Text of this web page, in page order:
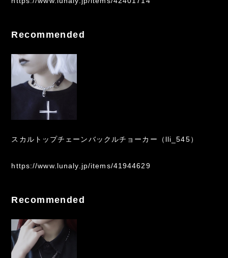
Recommended
スカルトップチェーンバックルチョーカー（lli_545）
https://www.lunaly.jp/items/41944629
Recommended